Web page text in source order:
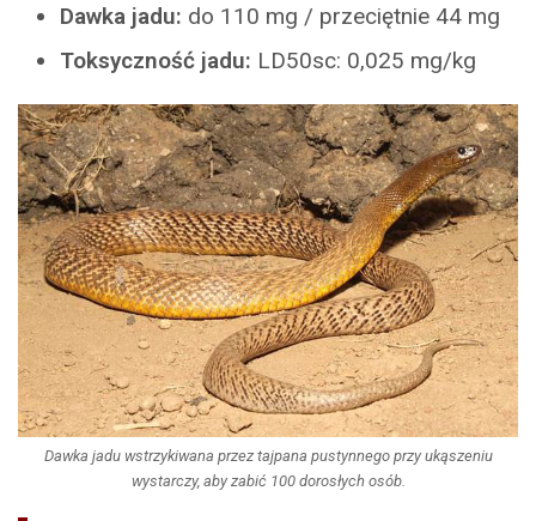
Dawka jadu: do 110 mg / przeciętnie 44 mg
Toksyczność jadu: LD50sc: 0,025 mg/kg
Dawka jadu wstrzykiwana przez tajpana pustynnego przy ukąszeniu
wystarczy, aby zabić 100 dorosłych osób.